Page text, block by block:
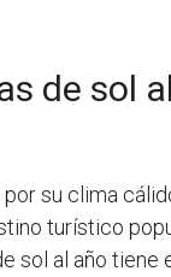
de sol
su clima
turístico
sol al año tiene